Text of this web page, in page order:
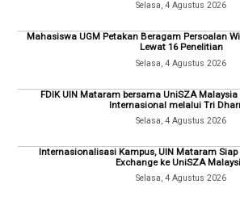
Selasa, 4 Agustus 2026
Mahasiswa UGM Petakan Beragam Persoalan
Lewat 16 Penelitian
Selasa, 4 Agustus 2026
FDIK UIN Mataram bersama UniSZA
Internasional melalui Tri
Selasa, 4 Agustus 2026
Internasionalisasi Kampus, UIN Mataram
Exchange ke UniSZA
Selasa, 4 Agustus 2026